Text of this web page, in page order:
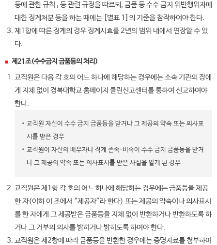
등에 관한 규칙」 등 관련 규정을 따르되, 금품 등 수수 금지 위반행위자에
대한 징계처분 등을 하는 때에는 [별표 1]의 기준을 참작하여야 한다.
제1항에 따른 징계의 경우 징계시효를 2년의 범위 내에서 연장할 수 있
다.
제21조(수수금지 금품등의 처리)
교직원은 다음 각 호의 어느 하나에 해당하는 경우에는 소속 기관의 장에
게 지체 없이 경북대학교 홈페이지 클린신고센터를 통하여 신고하여야
한다.
교직원 자신이 수수 금지 금품등을 받거나 그 제공의 약속 또는 의사표
시를 받은 경우
교직원이 자신의 배우자나 직계 존속·비속이 수수 금지 금품등을 받거
나 그 제공의 약속 또는 의사표시를 받은 사실을 알게 된 경우
교직원은 제1항 각 호의 어느 하나에 해당하는 경우에는 금품등을 제공
한 자(이하 이 조에서 “제공자”라 한다) 또는 제공의 약속이나 의사표시
를 한 자에게 그 제공받은 금품등을 지체 없이 반환하거나 반환하도록 하
거나 그 거부의 의사를 밝히거나 밝히도록 하여야 한다.
교직원은 제2항에 따라 금품등을 반환한 경우에는 증명자료를 첨부하여